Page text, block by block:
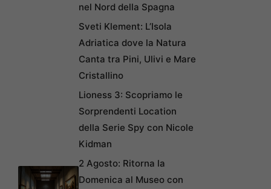
nel Nord della Spagna
Sveti Klement: L’Isola
Adriatica dove la Natura
Canta tra Pini, Ulivi e Mare
Cristallino
Lioness 3: Scopriamo le
Sorprendenti Location
della Serie Spy con Nicole
Kidman
2 Agosto: Ritorna la
Domenica al Museo con